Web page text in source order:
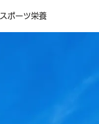
スポーツ栄養学の取り組み